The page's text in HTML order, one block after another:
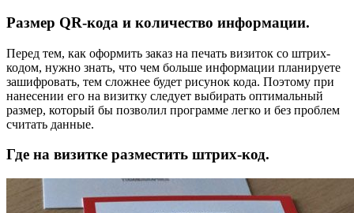
Размер QR-кода и количество информации.
Перед тем, как оформить заказ на печать визиток со штрих-
кодом, нужно знать, что чем больше информации планируете
зашифровать, тем сложнее будет рисунок кода. Поэтому при
нанесении его на визитку следует выбирать оптимальный
размер, который бы позволил программе легко и без проблем
считать данные.
Где на визитке разместить штрих-код.